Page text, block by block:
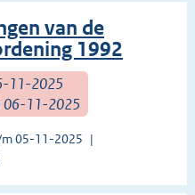
van de
1992
11-2025
06-11-2025
05-11-2025